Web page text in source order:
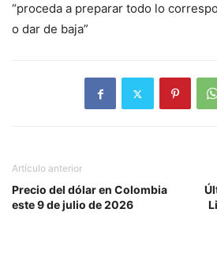
“proceda a preparar todo lo
o dar de baja”
Artículo anterior
Precio del dólar en Colombia
este 9 de julio de 2026